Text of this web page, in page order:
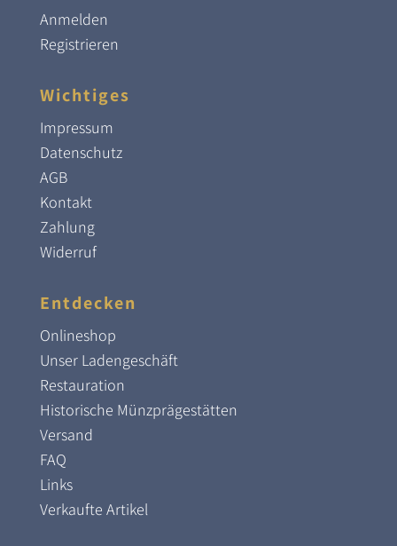
Anmelden
Registrieren
Wichtiges
Impressum
Datenschutz
AGB
Kontakt
Zahlung
Widerruf
Entdecken
Onlineshop
Unser Ladengeschäft
Restauration
Historische Münzprägestätten
Versand
FAQ
Links
Verkaufte Artikel